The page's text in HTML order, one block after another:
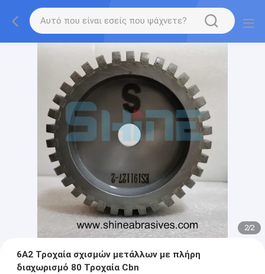
2/2
6Α2 Τροχαία σχισμών μετάλλων με πλήρη
διαχωρισμό 80 Τροχαία Cbn